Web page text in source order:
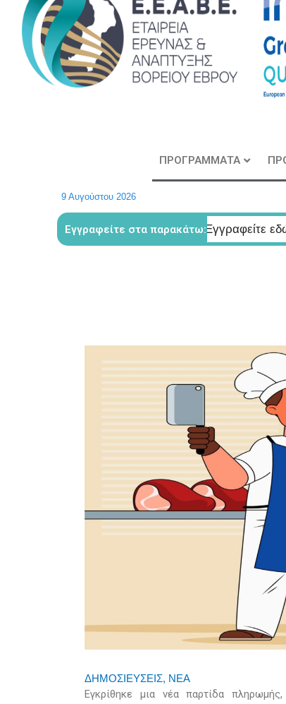
ΠΡΟΓΡΑΜΜΑΤΑ
9 Αυγούστου 2026
Εγγραφείτε στα παρακάτω:
Εγγραφείτε εδώ στο μητρώο
ΔΗΜΟΣΙΕΥΣΕΙΣ, ΝΕΑ
Εγκρίθηκε μια νέα παρτίδα